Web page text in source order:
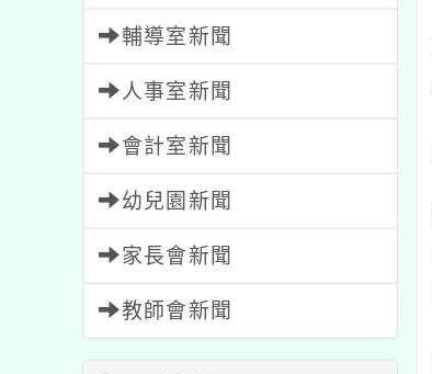
輔導室新聞
人事室新聞
會計室新聞
幼兒園新聞
家長會新聞
教師會新聞